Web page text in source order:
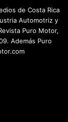
de Costa Rica
Automotriz y
Puro Motor,
Además Puro